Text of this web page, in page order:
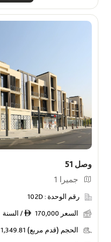
وصل 51
جميرا 1
رقم الوحدة : 102D
السعر ê 170,000 / السنة
الحجم (قدم مربع) 1,349.81